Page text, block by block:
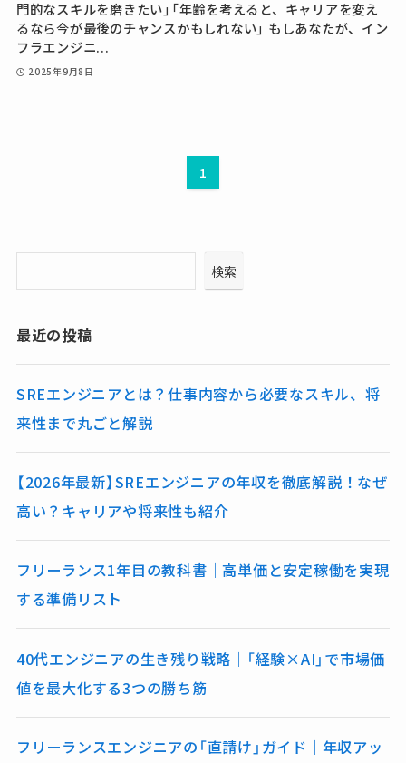
門的なスキルを磨きたい」「年齢を考えると、キャリアを変え
るなら今が最後のチャンスかもしれない」 もしあなたが、イン
フラエンジニ...
2025年9月8日
1
検索
最近の投稿
SREエンジニアとは？仕事内容から必要なスキル、将
来性まで丸ごと解説
【2026年最新】SREエンジニアの年収を徹底解説！なぜ
高い？キャリアや将来性も紹介
フリーランス1年目の教科書｜高単価と安定稼働を実現
する準備リスト
40代エンジニアの生き残り戦略｜「経験×AI」で市場価
値を最大化する3つの勝ち筋
フリーランスエンジニアの「直請け」ガイド｜年収アッ